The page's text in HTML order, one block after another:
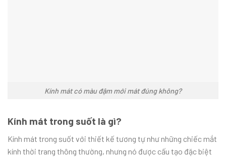
Kính mát có màu đậm mới mát đúng không?
Kính mát trong suốt là gì?
Kính mát trong suốt với thiết kế tương tự như những chiếc mắt
kính thời trang thông thường, nhưng nó được cấu tạo đặc biệt